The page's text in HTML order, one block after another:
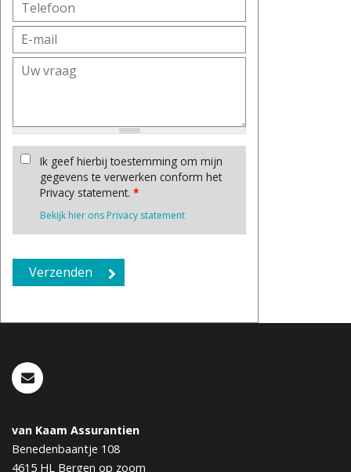
Ik geef hierbij toestemming om mijn
gegevens te verwerken conform het
Privacy statement. *
Bekijk hier ons Privacy statement
van Kaam Assurantien
Benedenbaantje 108
4615 HL Bergen op zoom